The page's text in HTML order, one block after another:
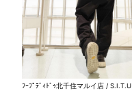
ﾌｰﾌﾟﾃﾞｨﾄﾞｩ北千住マルイ店 / S.I.T.U